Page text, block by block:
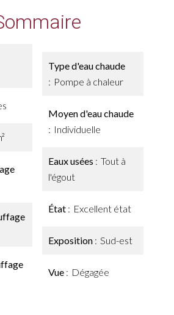
Type d'eau chaude
Pompe à chaleur
Moyen d'eau chaude
Individuelle
Eaux usées
Tout à
l'égout
État Excellent état
Exposition Sud-est
Vue Dégagée